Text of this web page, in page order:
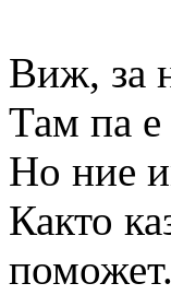
Виж, за
Там па е
Но ние
Както